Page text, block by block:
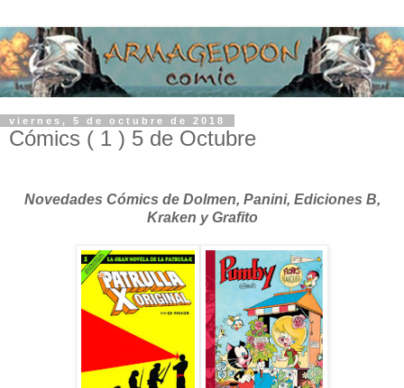
viernes, 5 de octubre de 2018
Cómics ( 1 ) 5 de Octubre
Novedades Cómics de Dolmen, Panini, Ediciones B,
Kraken y Grafito